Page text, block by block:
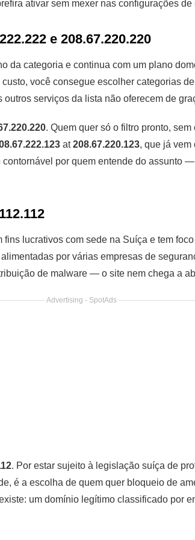
ativar sem mexer nas configurações de
e 208.67.220.220
da categoria e continua com um plano
você consegue escolher categorias
serviços da lista não oferecem de
. Quem quer só o filtro pronto,
at208.67.220.123, que já vem
por quem entende do assunto
lucrativos com sede na Suíça e tem
por várias empresas de
de malware — o site nem chega a
Advertising - SpotAds
. Por estar sujeito à legislação suíça de
é a escolha de quem quer bloqueio de
um domínio legítimo classificado por